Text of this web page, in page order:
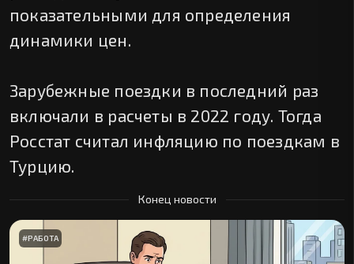
показательными для определения
динамики цен.
Зарубежные поездки в последний раз
включали в расчеты в 2022 году. Тогда
Росстат считал инфляцию по поездкам в
Турцию.
Конец новости
#РАБОТА